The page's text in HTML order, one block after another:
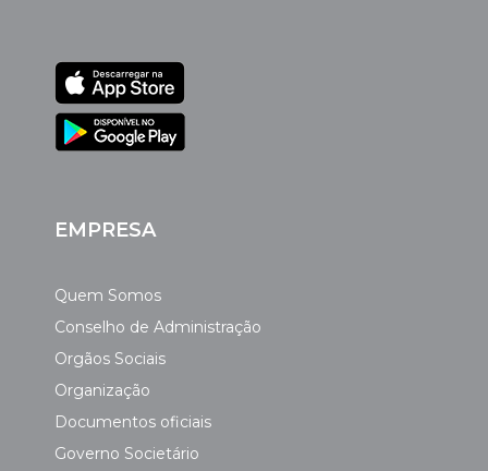
EMPRESA
Quem Somos
Conselho de Administração
Orgãos Sociais
Organização
Documentos oficiais
Governo Societário